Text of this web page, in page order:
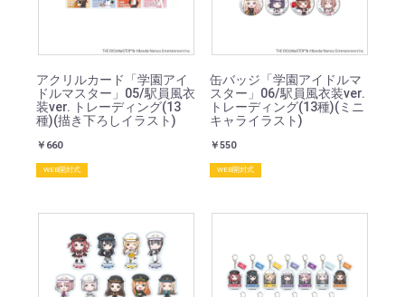
アクリルカード「学園アイ
ドルマスター」05/駅員風衣
装ver. トレーディング(13
種)(描き下ろしイラスト)
￥660
WEB開封式
缶バッジ「学園アイドルマ
スター」06/駅員風衣装ver.
トレーディング(13種)(ミニ
キャライラスト)
￥550
WEB開封式